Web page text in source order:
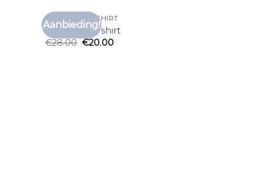
Aanbieding!
PROFUOMO T SHIRT
profuomo t shirt
€28.00 €20.00